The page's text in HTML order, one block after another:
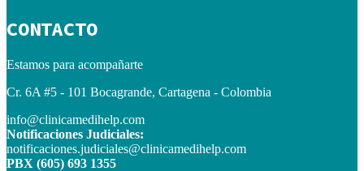
CONTACTO
Estamos para acompañarte
Cr. 6A #5 - 101 Bocagrande, Cartagena - Colombia
info@clinicamedihelp.com
Notificaciones Judiciales:
notificaciones.judiciales@clinicamedihelp.com
PBX (605) 693 1355